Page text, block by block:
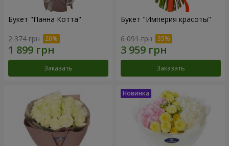
Букет "Панна Котта"
2 374 грн
Заказать
Букет "Империя красоты"
6 091 грн
Заказать